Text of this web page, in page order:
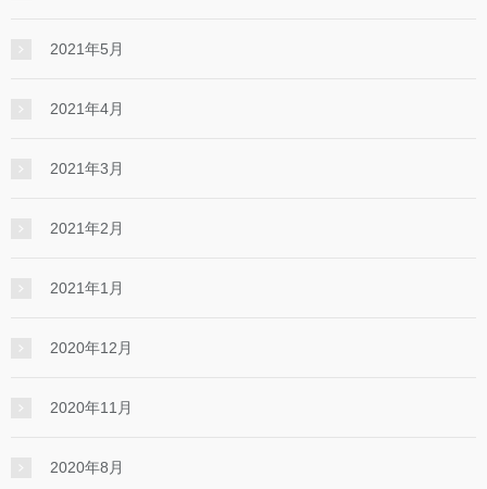
2021年5月
2021年4月
2021年3月
2021年2月
2021年1月
2020年12月
2020年11月
2020年8月